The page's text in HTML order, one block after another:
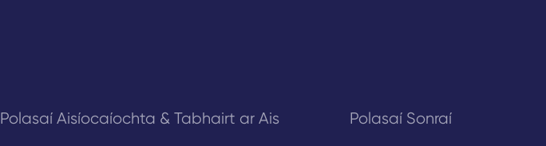
Polasaí Aisíocaíochta & Tabhairt ar Ais Polasaí Sonraí